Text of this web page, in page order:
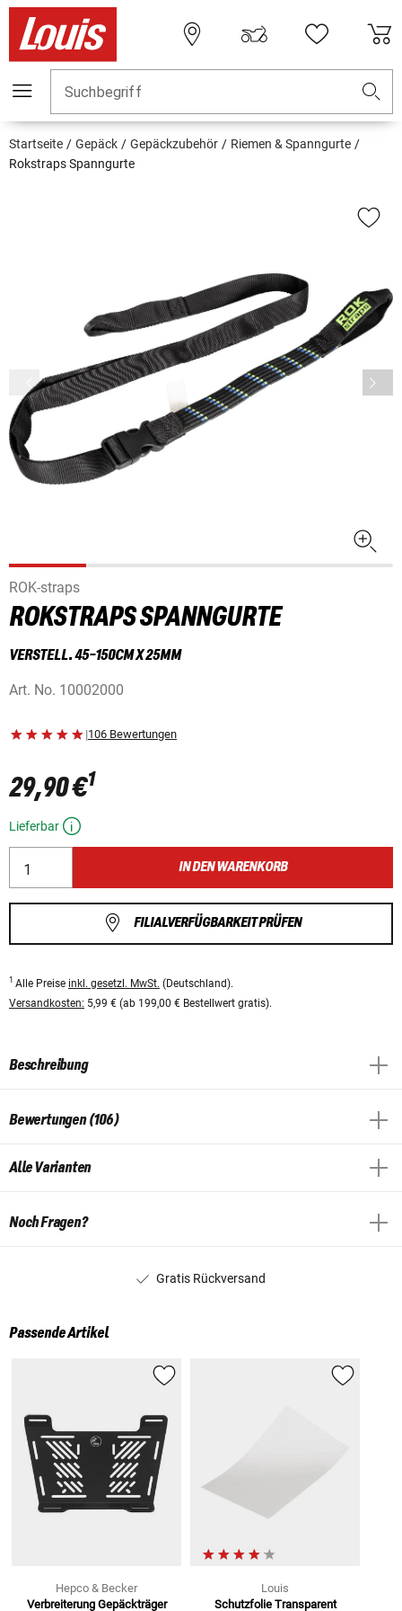
Suchbegriff
Startseite Gepäck Gepäckzubehör
Riemen & Spanngurte
Rokstraps Spanngurte
ROK-straps
ROKSTRAPS SPANNGURTE
VERSTELL. 45-150CM X 25MM
Art. No. 10002000
|106 Bewertungen
29,90 €1
Lieferbar
IN DEN WARENKORB
FILIALVERFÜGBARKEIT PRÜFEN
1 Alle Preise inkl. gesetzl. MwSt. (Deutschland).
Versandkosten: 5,99 € (ab 199,00 € Bestellwert gratis).
Beschreibung
Bewertungen (106)
Alle Varianten
Noch Fragen?
Gratis Rückversand
Passende Artikel
Hepco & Becker
Verbreiterung Gepäckträger
Louis
Schutzfolie Transparent